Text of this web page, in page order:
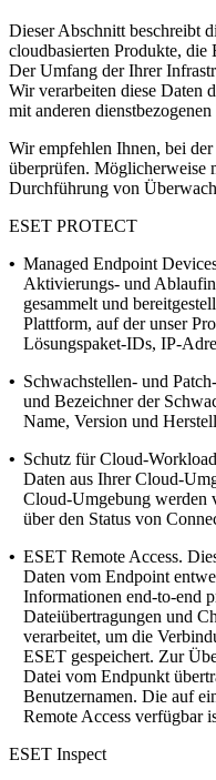
Dieser Abschnitt beschreibt
cloudbasierten Produkte,
Der Umfang der Ihrer
Wir verarbeiten diese Daten
mit anderen
Wir empfehlen Ihnen, bei
überprüfen. Möglicherweise
Durchführung von
ESET PROTECT
• Managed Endpoint
Aktivierungs- und
gesammelt und
Plattform, auf der unser
Lösungspaket-IDs, IP-
• Schwachstellen- und
und Bezeichner der
Name, Version und
• Schutz für Cloud-
Daten aus Ihrer Cloud-
Cloud-Umgebung werden
über den Status von
• ESET Remote Access.
Daten vom Endpoint
Informationen end-to-end
Dateiübertragungen und
verarbeitet, um die
ESET gespeichert. Zur
Datei vom Endpunkt
Benutzernamen. Die auf
Remote Access verfügbar
ESET Inspect